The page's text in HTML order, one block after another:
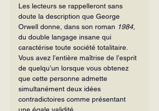
Les lecteurs se rappelleront sans
doute la description que George
Orwell donne, dans son roman 1984,
du double langage insane qui
caractérise toute société totalitaire.
Vous avez l’entière maîtrise de l’esprit
de quelqu’un lorsque vous obtenez
que cette personne admette
simultanément deux idées
contradictoires comme présentant
une égale validité.